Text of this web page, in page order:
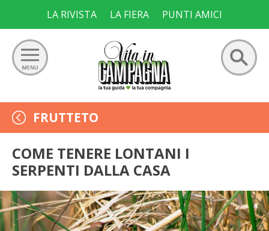
content
LA RIVISTA LA FIERA PUNTI AMICI
Ricerca
per:
GIARDINO
ORTO
FRUTTETO
VIGNETO
FRUTTETO
COME TENERE LONTANI I
SERPENTI DALLA CASA